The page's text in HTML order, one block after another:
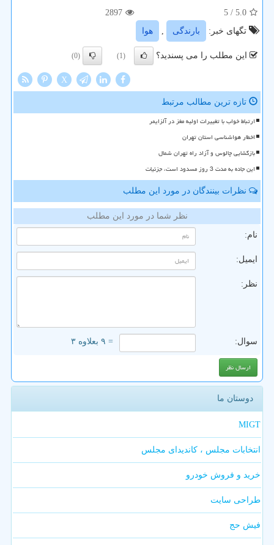
5.0
/ 5
2897
تگهای خبر:
بارندگی , هوا
این مطلب را می پسندید؟ (1)
(0)
X
تازه ترین مطالب مرتبط
ارتباط خواب با تغییرات اولیه مغز در آلزایمر
اخطار هواشناسی استان تهران
بازگشایی چالوس و آزاد راه تهران شمال
این جاده به مدت 3 روز مسدود است، جزئیات
نظرات بینندگان در مورد این مطلب
نظر شما در مورد این مطلب
نام:
ایمیل:
نظر:
سوال: = ۹ بعلاوه ۳
دوستان ما
MIGT
انتخابات مجلس ، کاندیدای مجلس
خرید و فروش خودرو
طراحی سایت
فیش حج